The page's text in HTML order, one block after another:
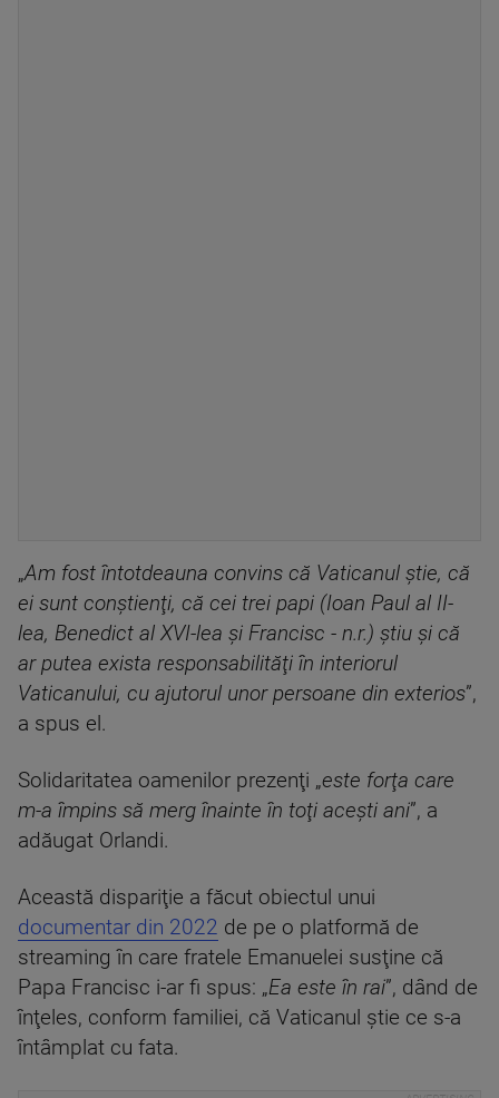
„Am fost întotdeauna convins că Vaticanul ştie, că
ei sunt conştienţi, că cei trei papi (Ioan Paul al II-
lea, Benedict al XVI-lea şi Francisc - n.r.) ştiu şi că
ar putea exista responsabilităţi în interiorul
Vaticanului, cu ajutorul unor persoane din exterios”,
a spus el.
Solidaritatea oamenilor prezenţi „este forţa care
m-a împins să merg înainte în toţi aceşti ani”, a
adăugat Orlandi.
Această dispariţie a făcut obiectul unui
documentar din 2022 de pe o platformă de
streaming în care fratele Emanuelei susţine că
Papa Francisc i-ar fi spus: „Ea este în rai”, dând de
înţeles, conform familiei, că Vaticanul ştie ce s-a
întâmplat cu fata.